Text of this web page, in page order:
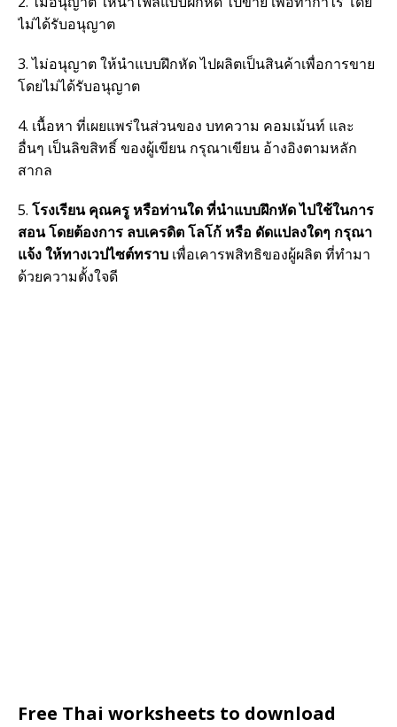
ไม่ได้รับอนุญาต
3. ไม่อนุญาต ให้นำแบบฝึกหัด ไปผลิตเป็นสินค้าเพื่อการขาย
โดยไม่ได้รับอนุญาต
4. เนื้อหา ที่เผยแพร่ในส่วนของ บทความ คอมเม้นท์ และ
อื่นๆ เป็นลิขสิทธิ์ ของผู้เขียน กรุณาเขียน อ้างอิงตามหลัก
สากล
5. โรงเรียน คุณครู หรือท่านใด ที่นำแบบฝึกหัด ไปใช้ในการ
สอน โดยต้องการ ลบเครดิต โลโก้ หรือ ดัดแปลงใดๆ กรุณา
แจ้ง ให้ทางเวปไซต์ทราบ เพื่อเคารพสิทธิของผู้ผลิต ที่ทำมา
ด้วยความตั้งใจดี
Free Thai worksheets to download